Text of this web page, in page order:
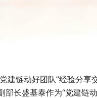
建链动好团队”经验分
部长盛基泰作为“党建链